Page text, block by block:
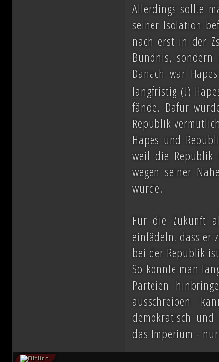
Allerdings sollte
seiner Isolation
nach erst in der
Bündnis, sondern
Danach war
langfristig (!)
fände. Dafür
Republik
Hapes und
weil die
wegen seiner
würde.
Für die Zukunft
einfädeln, dass er
bei der Republik
So könnte man
Parteien
ausschreiben
demokratisch
das Imperium -